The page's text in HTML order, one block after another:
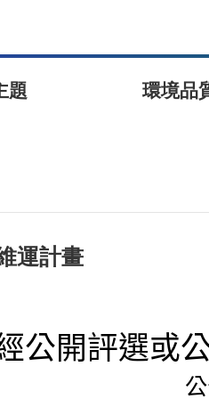
題 環境品
運計畫
公開評選或